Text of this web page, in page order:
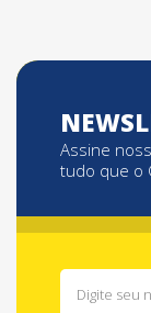
Assine
tudo que o